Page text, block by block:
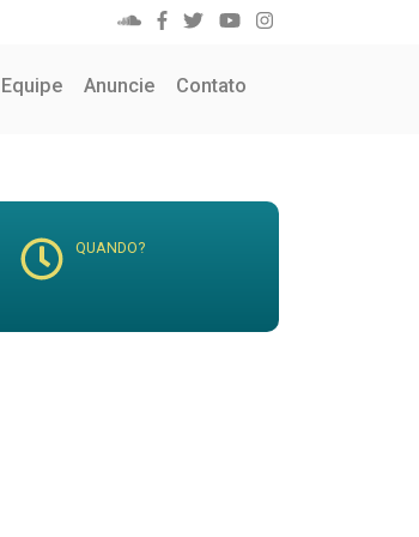
Equipe Anuncie Contato
QUANDO?